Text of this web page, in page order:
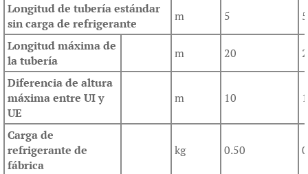
Longitud de tubería estándar
sin carga de refrigerante
m 5
5
Longitud máxima de
la tubería
m 20
Diferencia de altura
máxima entre UI y
UE
m 10
Carga de
refrigerante de
fábrica
kg 0.50